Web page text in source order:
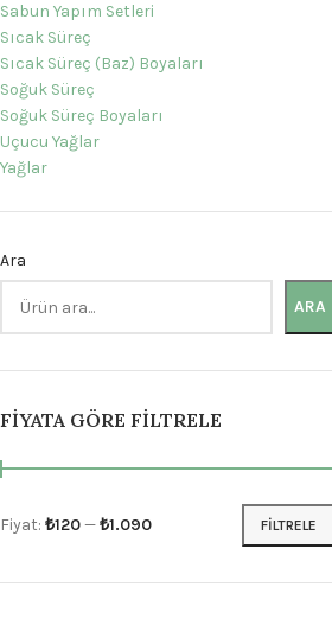
Sabun Yapım Setleri
Sıcak Süreç
Sıcak Süreç (Baz) Boyaları
Soğuk Süreç
Soğuk Süreç Boyaları
Uçucu Yağlar
Yağlar
Ara
ARA
FIYATA GÖRE FILTRELE
FILTRELE
Fiyat: ₺120—₺1.090